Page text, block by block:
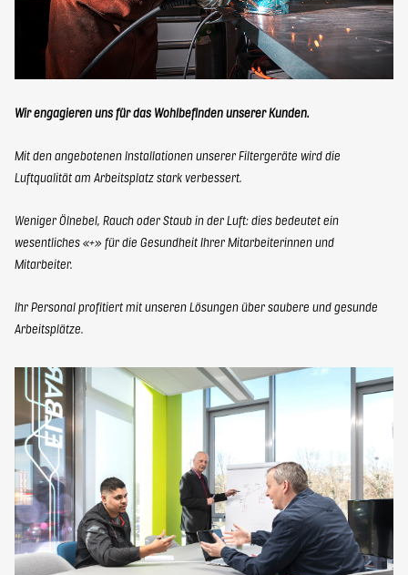
Wir engagieren uns für das Wohlbefinden unserer Kunden.
Mit den angebotenen Installationen unserer Filtergeräte wird die
Luftqualität am Arbeitsplatz stark verbessert.
Weniger Ölnebel, Rauch oder Staub in der Luft: dies bedeutet ein
wesentliches «+» für die Gesundheit Ihrer Mitarbeiterinnen und
Mitarbeiter.
Ihr Personal profitiert mit unseren Lösungen über saubere und gesunde
Arbeitsplätze.